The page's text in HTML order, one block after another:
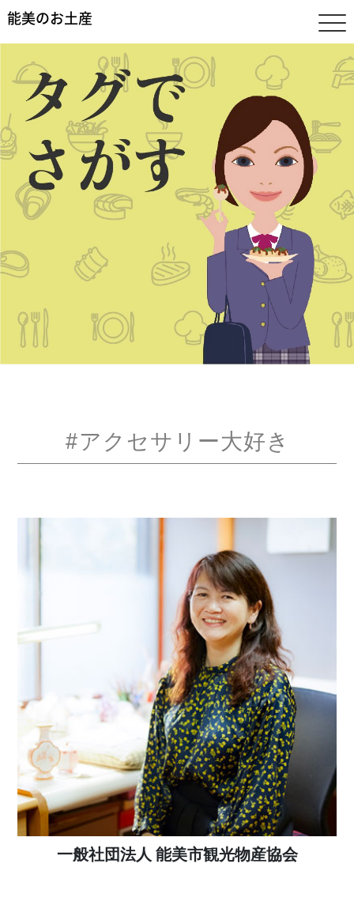
能美のお土産
#アクセサリー大好き
一般社団法人 能美市観光物産協会